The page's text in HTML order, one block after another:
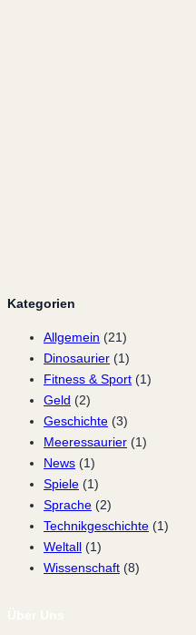
Kategorien
Allgemein (21)
Dinosaurier (1)
Fitness & Sport (1)
Geld (2)
Geschichte (3)
Meeressaurier (1)
News (1)
Spiele (1)
Sprache (2)
Technikgeschichte (1)
Weltall (1)
Wissenschaft (8)